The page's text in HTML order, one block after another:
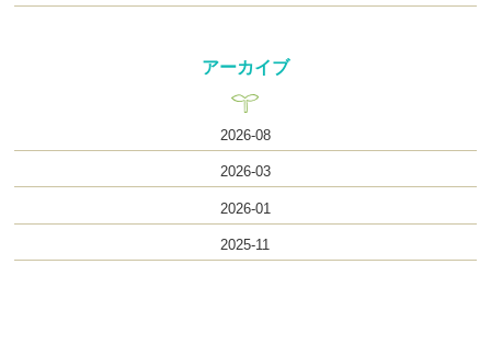
アーカイブ
2026-08
2026-03
2026-01
2025-11